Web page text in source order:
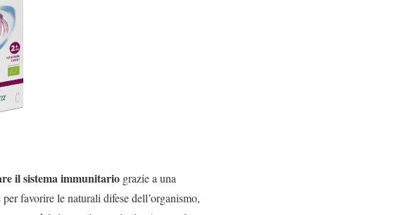
il sistema immunitario grazie a una
favorire le naturali difese dell’organismo,